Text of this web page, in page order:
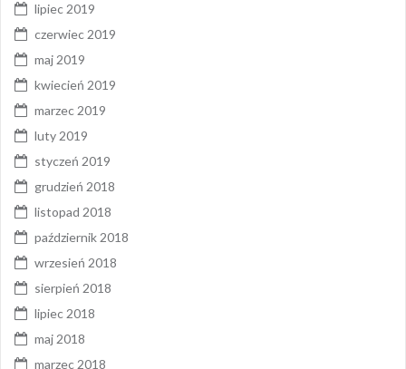
lipiec 2019
czerwiec 2019
maj 2019
kwiecień 2019
marzec 2019
luty 2019
styczeń 2019
grudzień 2018
listopad 2018
październik 2018
wrzesień 2018
sierpień 2018
lipiec 2018
maj 2018
marzec 2018